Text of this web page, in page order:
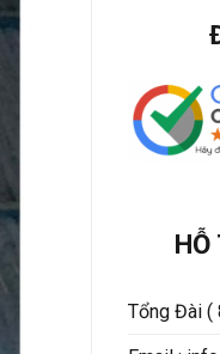
HỖ
Tổng Đài (